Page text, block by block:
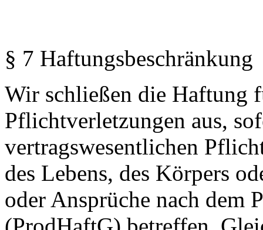
§ 7 Haftungsbeschränkung
Wir schließen die Haftung
Pflichtverletzungen aus,
vertragswesentlichen
des Lebens, des Körpers
oder Ansprüche nach dem